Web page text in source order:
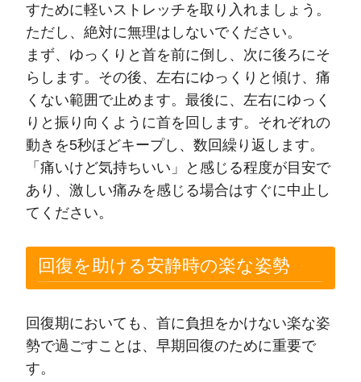
すために軽いストレッチを取り入れましょう。
ただし、絶対に無理はしないでください。
まず、ゆっくりと首を前に倒し、次に後ろにそ
らします。その後、左右にゆっくりと傾け、痛
くない範囲で止めます。最後に、左右にゆっく
りと振り向くように首を回します。それぞれの
動きを5秒ほどキープし、数回繰り返します。
「痛いけど気持ちいい」と感じる程度が目安で
あり、激しい痛みを感じる場合はすぐに中止し
てください。
回復を助ける安静時の楽な姿勢
回復期においても、首に負担をかけない楽な姿
勢で過ごすことは、早期回復のために重要で
す。